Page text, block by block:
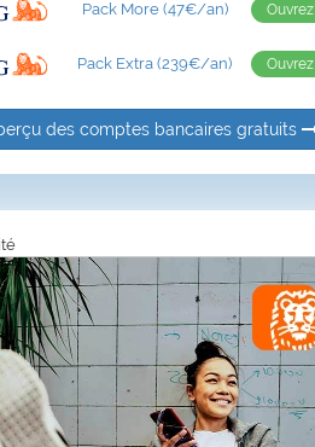
Pack More (47€/an) Ouvrez
Pack Extra (239€/an) Ouvrez
des comptes bancaires gratuits